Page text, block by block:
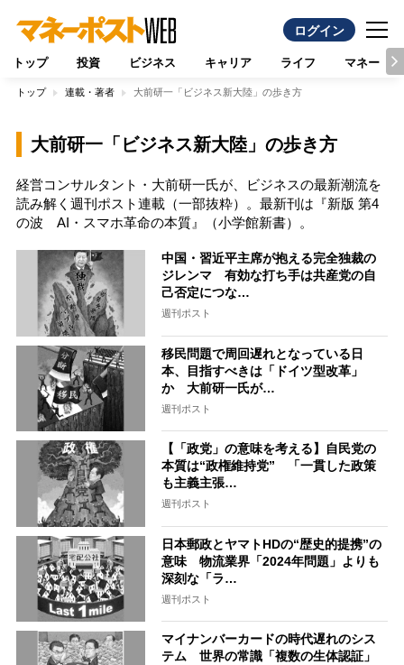
ログイン
トップ 投資 ビジネス キャリア ライフ マネー
トップ 連載・著者 大前研一「ビジネス新大陸」の歩き方
大前研一「ビジネス新大陸」の歩き方
経営コンサルタント・大前研一氏が、ビジネスの最新潮流を
読み解く週刊ポスト連載（一部抜粋）。最新刊は『新版 第4
の波 AI・スマホ革命の本質』（小学館新書）。
中国・習近平主席が抱える完全独裁の
ジレンマ 有効な打ち手は共産党の自
己否定につな…
週刊ポスト
移民問題で周回遅れとなっている日
本、目指すべきは「ドイツ型改革」
か 大前研一氏が…
週刊ポスト
【「政党」の意味を考える】自民党の
本質は“政権維持党” 「一貫した政策
も主義主張…
週刊ポスト
日本郵政とヤマトHDの“歴史的提携”の
意味 物流業界「2024年問題」よりも
深刻な「ラ…
週刊ポスト
マイナンバーカードの時代遅れのシス
テム 世界の常識「複数の生体認証」